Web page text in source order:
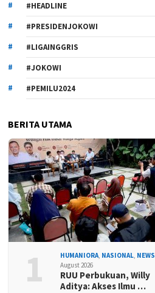
#HEADLINE
#PRESIDENJOKOWI
#LIGAINGGRIS
#JOKOWI
#PEMILU2024
BERITA UTAMA
1 HUMANIORA, NASIONAL, NEWS
August 2026
RUU Perbukuan, Willy
Aditya: Akses Ilmu …